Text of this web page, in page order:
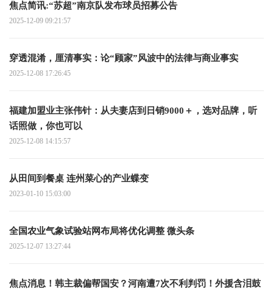
焦点简讯:“苏超”南京队发布球员招募公告
2025-12-09 09:21:57
穿透混淆，厘清事实：论“顾家”风波中的法律与商业事实
2025-12-08 17:26:45
福建加盟业主张伟针：从夫妻店到日销9000＋，选对品牌，听
话照做，你也可以
2025-12-08 14:15:57
从田间到餐桌 连州菜心的产业蝶变
2023-01-10 15:03:00
全国农业气象试验站网布局将优化调整 微头条
2025-12-07 13:27:44
焦点消息！韩主裁偏帮国安？河南遭7次不利判罚！外援含泪鼓